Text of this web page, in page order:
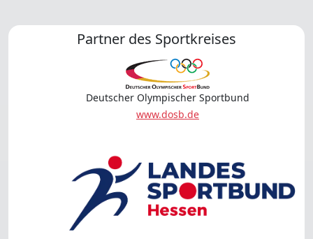
Partner des Sportkreises
Deutscher Olympischer Sportbund
www.dosb.de